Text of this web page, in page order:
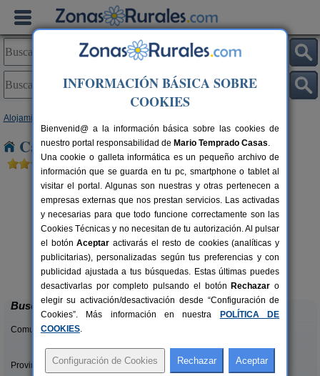
Alojamientos
Casas Rurales cerca de Jainko Oleaga
7 pers.
desde25 €
Bungalows Portuondo
Mundaka (Vizcaya)
Buscar
Comunidades:
Provincias/Islas:
INFORMACIÓN BÁSICA SOBRE
COOKIES
Bienvenid@ a la información básica sobre las cookies de
nuestro portal responsabilidad de Mario Temprado Casas.
Una cookie o galleta informática es un pequeño archivo de
información que se guarda en tu pc, smartphone o tablet al
visitar el portal. Algunas son nuestras y otras pertenecen a
empresas externas que nos prestan servicios. Las activadas
y necesarias para que todo funcione correctamente son las
Cookies Técnicas y no necesitan de tu autorización. Al pulsar
el botónAceptar activarás el resto de cookies (analíticas y
publicitarias), personalizadas según tus preferencias y con
publicidad ajustada a tus búsquedas. Estas últimas puedes
desactivarlas por completo pulsando el botón Rechazar o
elegir su activación/desactivación desde “Configuración de
Cookies”. Más información en nuestra
POLÍTICA DE
COOKIES.